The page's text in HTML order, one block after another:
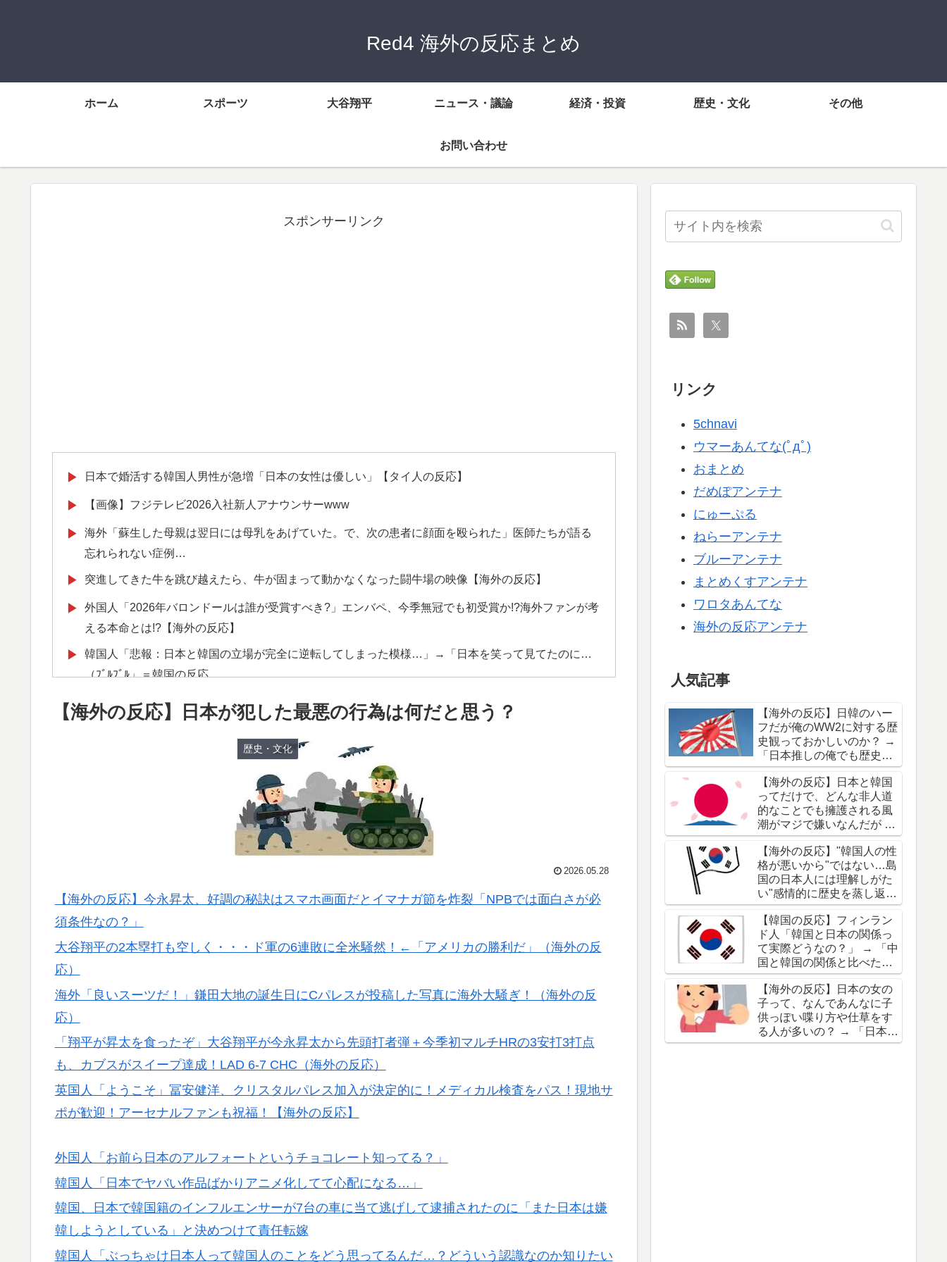
Red4 海外の反応まとめ
ホーム スポーツ 大谷翔平 ニュース・議論 経済・投資 歴史・文化 その他
お問い合わせ
スポンサーリンク
▶ 日本で婚活する韓国人男性が急増「日本の女性は優しい」【タイ人の反応】
▶ 【画像】フジテレビ2026入社新人アナウンサーwww
▶
海外「蘇生した母親は翌日には母乳をあげていた。で、次の患者に顔面を殴られた」医師たちが語る
忘れられない症例…
▶ 突進してきた牛を跳び越えたら、牛が固まって動かなくなった闘牛場の映像【海外の反応】
▶
外国人「2026年バロンドールは誰が受賞すべき?」エンバペ、今季無冠でも初受賞か!?海外ファンが考
える本命とは!?【海外の反応】
▶
韓国人「悲報：日本と韓国の立場が完全に逆転してしまった模様…」→「日本を笑って見てたのに…
（ﾌﾞﾙﾌﾞﾙ」＝韓国の反応
▶ 韓国人「日本でヤバい作品ばかりアニメ化してて心配になる…」
が歓迎！アーセナルファンも祝福！【海外の反応】
海外「日本旅行で捺してきたスタンプをクッションカバーにしてみた！」一風変わった日本旅行の記
念品のアイディアに対する海外の反応
韓国の24時間無人のラーメン屋に世界が騒然！←「なんて文明的なんだ！」（海外の反応）
無気力な韓国代表、オーストリアにも0-1で敗北…3月のAマッチは2敗で終＝韓国の反応
▶ 韓国、日本で韓国籍のインフルエンサーが7台の車に当て逃げして逮捕されたのに「また日本は嫌韓し
ようとしている」と決めつけて責任転嫁
▶ 外国人「お前ら日本のアルフォートというチョコレート知ってる？」
▶
ｗ」
海外「もう日本を離れるなよ！」 助っ人外国人にも敬意を払う日本人の姿に感動の声が殺到
嫌い過ぎて準備なんて一生できないぞ」「少子化が問題として挙がったのは何年も前の話なのに」
▶ 英国人「ようこそ」冨安健洋、クリスタルパレス加入が決定的に！メディカル検査をパス！現地サポ
▶ 欧州「日本だけ反則だろ…」 世界の『日本びいき』にヨーロッパ全土から不満の声
▶ 韓国人「日本の女子高生のセーラー服と外国人観光客の関係性」
【海外の反応】日本が犯した最悪の行為は何だと思う？
歴史・文化
2026.05.28
【海外の反応】今永昇太、好調の秘訣はスマホ画面だとイマナガ節を炸裂「NPBでは面白さが必
須条件なの？」
大谷翔平の2本塁打も空しく・・・ド軍の6連敗に全米騒然！←「アメリカの勝利だ」（海外の反
応）
海外「良いスーツだ！」鎌田大地の誕生日にCパレスが投稿した写真に海外大騒ぎ！（海外の反
応）
「翔平が昇太を食ったぞ」大谷翔平が今永昇太から先頭打者弾＋今季初マルチHRの3安打3打点
も、カブスがスイープ達成！LAD 6-7 CHC（海外の反応）
英国人「ようこそ」冨安健洋、クリスタルパレス加入が決定的に！メディカル検査をパス！現地サ
ポが歓迎！アーセナルファンも祝福！【海外の反応】
外国人「お前ら日本のアルフォートというチョコレート知ってる？」
韓国人「日本でヤバい作品ばかりアニメ化してて心配になる…」
韓国、日本で韓国籍のインフルエンサーが7台の車に当て逃げして逮捕されたのに「また日本は嫌
韓しようとしている」と決めつけて責任転嫁
韓国人「ぶっちゃけ日本人って韓国人のことをどう思ってるんだ…？どういう認識なのか知りたい
リンク
5chnavi
ウマーあんてな(ﾟдﾟ)
おまとめ
だめぽアンテナ
にゅーぷる
ねらーアンテナ
ブルーアンテナ
まとめくすアンテナ
ワロタあんてな
海外の反応アンテナ
人気記事
【海外の反応】日韓のハー
フだが俺のWW2に対する歴
史観っておかしいのか？ →
「日本推しの俺でも歴史改
変は引くわ」「洗脳と不十
分な教育の賜物だな」
【海外の反応】日本と韓国
ってだけで、どんな非人道
的なことでも擁護される風
潮がマジで嫌いなんだが →
「"日本はWW2で酷いこと
をしたことを誰も知らな
い"って本気で言ってるの
か？」「ネットのやり過ぎ
じゃないか？」
【海外の反応】"韓国人の性
格が悪いから"ではない…島
国の日本人には理解しがた
い"感情的に歴史を蒸し返
す"根本原因 → 「自分たち
の被害者意識は高いのに加
害者意識が低すぎるわ」
「日本を批判するが韓国も
ベトナムで酷いことをして
たよね？」
【韓国の反応】フィンラン
ド人「韓国と日本の関係っ
て実際どうなの？」 → 「中
国と韓国の関係と比べたら
全然マシだぞ」「"反省も歴
史教育もしないドイツ"って
感じ」
【海外の反応】日本の女の
子って、なんであんなに子
供っぽい喋り方や仕草をす
る人が多いの？ → 「日本
は"カワイイ"の国だから